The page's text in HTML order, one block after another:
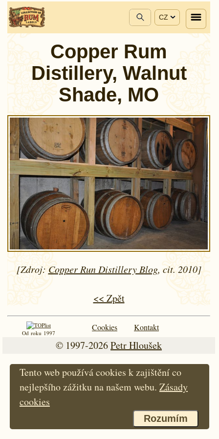
CZ
Copper Rum
Distillery, Walnut
Shade, MO
[Zdroj: Copper Run Distillery Blog, cit. 2010]
<< Zpět
Od roku 1997
Cookies Kontakt
© 1997-2026Petr Hloušek
Tento web používá cookies k zajištění co
nejlepšího zážitku na našem webu. Zásady
cookies
Rozumím